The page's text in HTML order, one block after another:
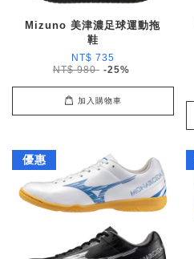
Mizuno 美津濃足球運動拖
鞋
NT$ 735
NT$ 980 -25%
加入購物車
優惠